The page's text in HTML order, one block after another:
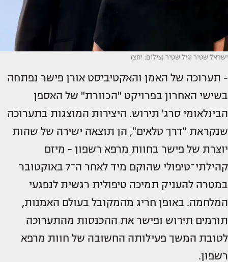
ישראל שטיר וגיל שטיר (צילום: יחצ)
- תערוכה של האמן והאקטיביסט אורן פישר נפתחה
בשישי האחרון בפרויקט "הכוורת" של האספן
הבינלאומי סרג' תירוש. היצירות המוצגות בתערוכה
שנקראת "דרך טלאים", הן תוצאה ישירה של שהות
יוצרת של פישר בחוות מרפא רשפון - מיזם
קהילתי־טיפולי שהוקם מיד לאחר ה־7 באוקטובר
במטרה להעניק תמיכה טיפולית רגשית לנפגעי
המלחמה. באופן חריג מהמקובל בעולם האמנות,
תורמים תירוש ופישר את ההכנסות מהתערוכה
לטובת המשך פעילותה החשובה של חוות מרפא
רשפון.